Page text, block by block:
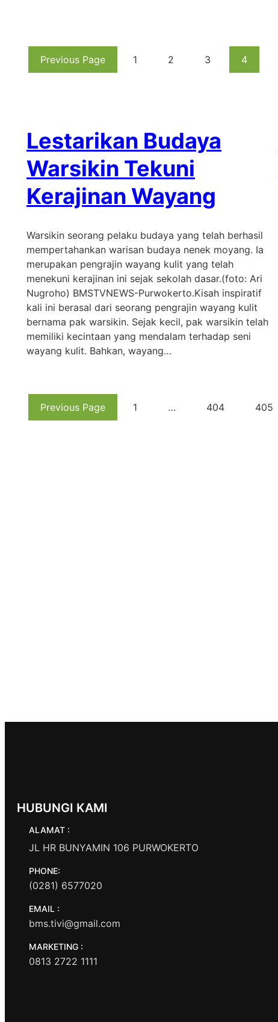
Previous Page 1 2 3 4
Lestarikan Budaya
Warsikin Tekuni
Kerajinan Wayang
Warsikin seorang pelaku budaya yang telah berhasil
mempertahankan warisan budaya nenek moyang. Ia
merupakan pengrajin wayang kulit yang telah
menekuni kerajinan ini sejak sekolah dasar.(foto: Ari
Nugroho) BMSTVNEWS-Purwokerto.Kisah inspiratif
kali ini berasal dari seorang pengrajin wayang kulit
bernama pak warsikin. Sejak kecil, pak warsikin telah
memiliki kecintaan yang mendalam terhadap seni
wayang kulit. Bahkan, wayang…
Previous Page 1 … 404 405
HUBUNGI KAMI
ALAMAT :
JL HR BUNYAMIN 106 PURWOKERTO
PHONE:
(0281) 6577020
EMAIL :
bms.tivi@gmail.com
MARKETING :
0813 2722 1111